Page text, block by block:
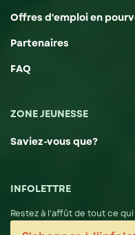
Offres d'emploi en
Partenaires
FAQ
ZONE JEUNESSE
Saviez-vous que?
INFOLETTRE
Restez à l'affût de tout ce